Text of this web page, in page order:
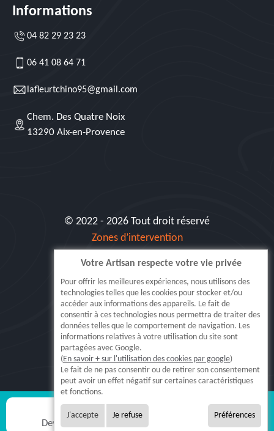
Devis gratuit Appel
Informations
04 82 29 23 23
06 41 08 64 71
lafleurtchino95@gmail.com
Chem. Des Quatre Noix
13290 Aix-en-Provence
© 2022 - 2026 Tout droit réservé
Zones d’intervention
Siret: 515 062 404 000 30
Votre Artisan respecte votre vie privée
Pour offrir les meilleures expériences, nous utilisons des
technologies telles que les cookies pour stocker et/ou
accéder aux informations des appareils. Le fait de
consentir à ces technologies nous permettra de traiter des
données telles que le comportement de navigation. Les
informations relatives à votre utilisation du site sont
partagées avec Google.
(En savoir + sur l'utilisation des cookies par google)
Le fait de ne pas consentir ou de retirer son consentement
peut avoir un effet négatif sur certaines caractéristiques
et fonctions.
J'accepte Je refuse Préférences
5.0
Lire nos371avis